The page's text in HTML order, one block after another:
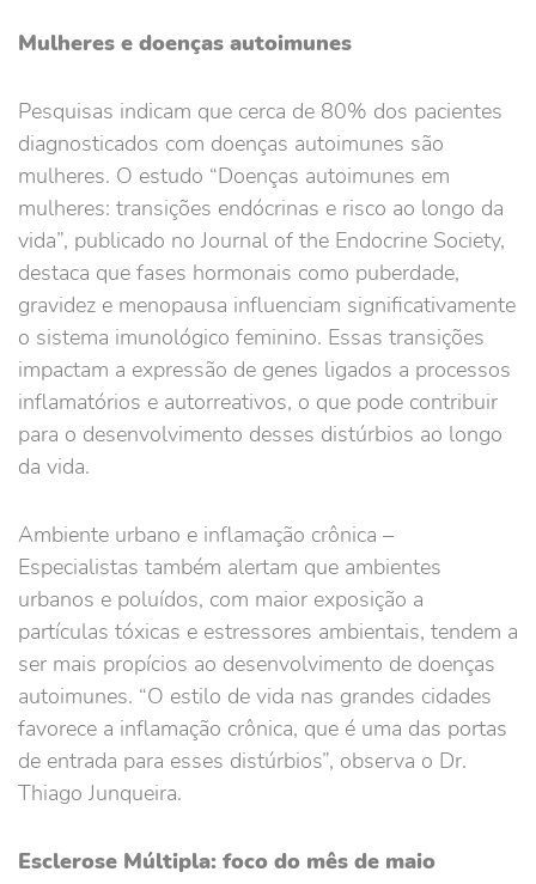
Mulheres e doenças autoimunes
Pesquisas indicam que cerca de 80% dos pacientes
diagnosticados com doenças autoimunes são
mulheres. O estudo “Doenças autoimunes em
mulheres: transições endócrinas e risco ao longo da
vida”, publicado no Journal of the Endocrine Society,
destaca que fases hormonais como puberdade,
gravidez e menopausa influenciam significativamente
o sistema imunológico feminino. Essas transições
impactam a expressão de genes ligados a processos
inflamatórios e autorreativos, o que pode contribuir
para o desenvolvimento desses distúrbios ao longo
da vida.
Ambiente urbano e inflamação crônica –
Especialistas também alertam que ambientes
urbanos e poluídos, com maior exposição a
partículas tóxicas e estressores ambientais, tendem a
ser mais propícios ao desenvolvimento de doenças
autoimunes. “O estilo de vida nas grandes cidades
favorece a inflamação crônica, que é uma das portas
de entrada para esses distúrbios”, observa o Dr.
Thiago Junqueira.
Esclerose Múltipla: foco do mês de maio